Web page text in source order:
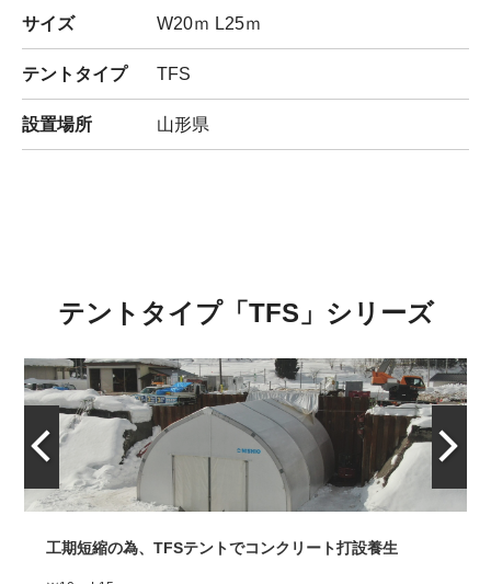
サイズ W20ｍ L25ｍ
テントタイプ TFS
設置場所 山形県
テントタイプ「TFS」シリーズ
工期短縮の為、TFSテントでコンクリート打設養生